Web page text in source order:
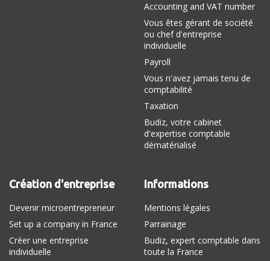
Accounting and VAT number
Vous êtes gérant de société
ou chef d'entreprise
individuelle
Payroll
Vous n'avez jamais tenu de
comptabilité
Taxation
Budiz, votre cabinet
d'expertise comptable
dématérialisé
Création d'entreprise
Devenir microentrepreneur
Set up a company in France
Créer une entreprise
individuelle
Informations
Mentions légales
Parrainage
Budiz, expert comptable dans
toute la France